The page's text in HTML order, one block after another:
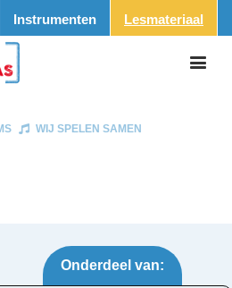
Instrumenten Lesmateriaal
WIJ SPELEN SAMEN
Onderdeel van: